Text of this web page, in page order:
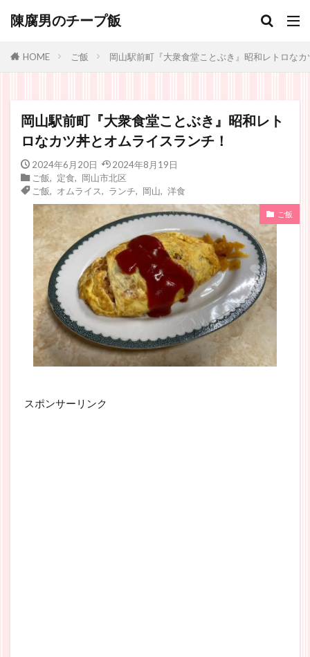
陳腐男のチープ飯
HOME ご飯 岡山駅前町『大衆食堂ことぶき』昭和レトロな
岡山駅前町『大衆食堂ことぶき』昭和レト
ロなカツ丼とオムライスランチ！
2024年6月20日
2024年8月19日
ご飯
定食
岡山市北区
ご飯
オムライス ランチ 岡山 洋食
ご飯
スポンサーリンク